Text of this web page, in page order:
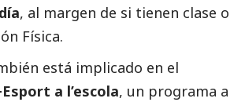
, al margen de si tienen clase o
Física.
está implicado en el
a l’escola, un programa a